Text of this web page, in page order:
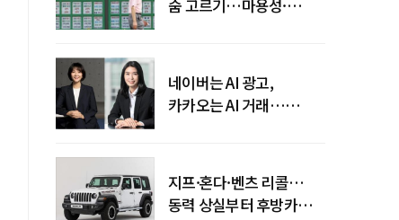
숨 고르기…마용성·
네이버는 AI 광고,
카카오는 AI 거래…
지프·혼다·벤츠 리콜…
동력 상실부터 후방카메라